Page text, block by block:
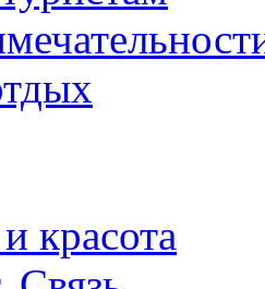
красота